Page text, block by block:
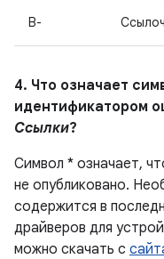
B-
4. Что означает
идентификатором
Ссылки?
Символ * означает,
не опубликовано.
содержится в
драйверов для
можно скачать с